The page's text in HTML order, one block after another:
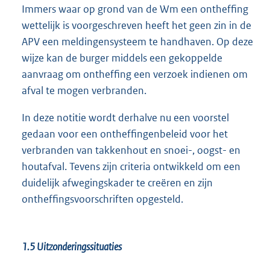
Immers waar op grond van de Wm een ontheffing
wettelijk is voorgeschreven heeft het geen zin in de
APV een meldingensysteem te handhaven. Op deze
wijze kan de burger middels een gekoppelde
aanvraag om ontheffing een verzoek indienen om
afval te mogen verbranden.
In deze notitie wordt derhalve nu een voorstel
gedaan voor een ontheffingenbeleid voor het
verbranden van takkenhout en snoei-, oogst- en
houtafval. Tevens zijn criteria ontwikkeld om een
duidelijk afwegingskader te creëren en zijn
ontheffingsvoorschriften opgesteld.
1.5Uitzonderingssituaties